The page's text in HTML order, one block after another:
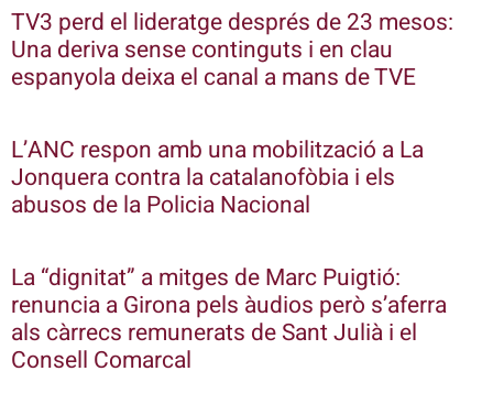
TV3 perd el lideratge després de 23 mesos:
Una deriva sense continguts i en clau
espanyola deixa el canal a mans de TVE
L’ANC respon amb una mobilització a La
Jonquera contra la catalanofòbia i els
abusos de la Policia Nacional
La “dignitat” a mitges de Marc Puigtió:
renuncia a Girona pels àudios però s’aferra
als càrrecs remunerats de Sant Julià i el
Consell Comarcal